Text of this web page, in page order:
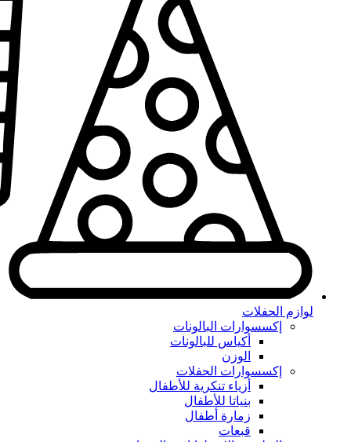
لوازم الحفلات
إكسسوارات البالونات
أكياس للبالونات
الوزن
إكسسوارات الحفلات
أزياء تنكرية للأطفال
بنياتا للأطفال
زمارة أطفال
قبعات